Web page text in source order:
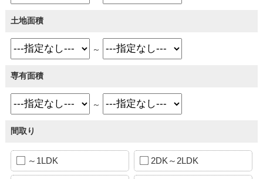
土地面積
～
専有面積
～
間取り
～1LDK 2DK～2LDK